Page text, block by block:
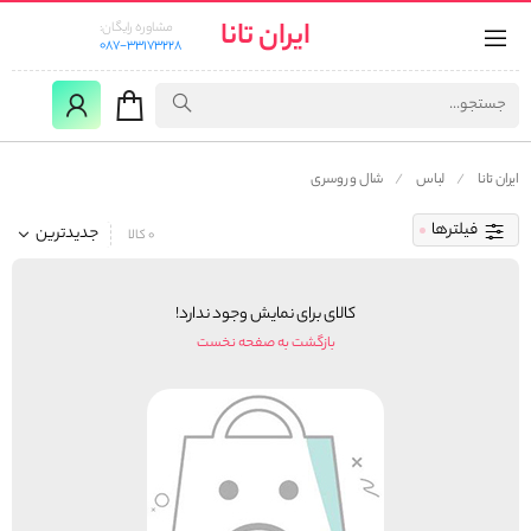
ایران تانا
مشاوره رایگان:
087-33173228
ایران تانا لباس شال و روسری
فیلترها جدیدترین 0 کالا
کالای برای نمایش وجود ندارد!
بازگشت به صفحه نخست